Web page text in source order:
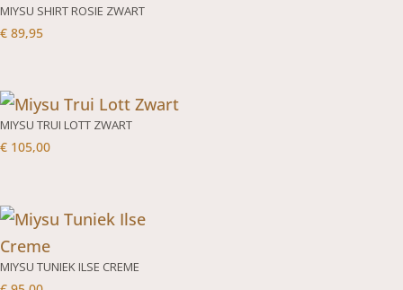
MIYSU SHIRT ROSIE ZWART
€ 89,95
MIYSU TRUI LOTT ZWART
€ 105,00
MIYSU TUNIEK ILSE CREME